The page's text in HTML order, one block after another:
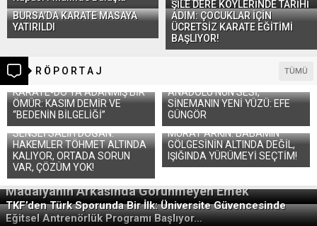
mı?
Mehmet Nesimi YILMAZ
Muhammet Kemal GÜLŞEN
24 Haziran 2026 20:22
Muay Thai Nedir? Dövüş Sanatından Olimpiyatlara
Uzanan Bir Yolculuk
Timuçin KARAHAN
15 Temmuz 2026 02:10
Özel üstadımız, Shihan Naci Özsoy’dur.
BURSA’DA KARATE MASAYA
YATIRILDI
ŞİLE DERE KÖYLERİNDE TARİHİ
ADIM: ÇOCUKLAR İÇİN
ÜCRETSİZ KARATE EĞİTİMİ
BAŞLIYOR!
R Ö P O R T A J TÜMÜ
KARATE-DO’YA ADANMIŞ BİR
ÖMÜR: KASIM DEMİR VE
“BEDENİN BİLGELİĞİ”
ANADOLU’NUN SESİ,
SİNEMANIN YENİ YÜZÜ: EFE
GÜNGÖR
SENSEİ SALİH DOĞAN:
HAKEMLER TÖHMET ALTINDA
KALIYOR, ORTADA SORUN
VAR, ÇÖZÜM YOK!
MURAT ARKIN: BABAMIN
GÖLGESİNİN ALTINDA DEĞİL,
IŞIĞINDA YÜRÜMEYİ SEÇTİM!
Madalyanın Arkasında Görünmeyen Emek
TKF’den Türk Sporunda Bir İlk: Üniversite Güvencesinde
Eğitsel Antrenörlük Programı Başlıyor…